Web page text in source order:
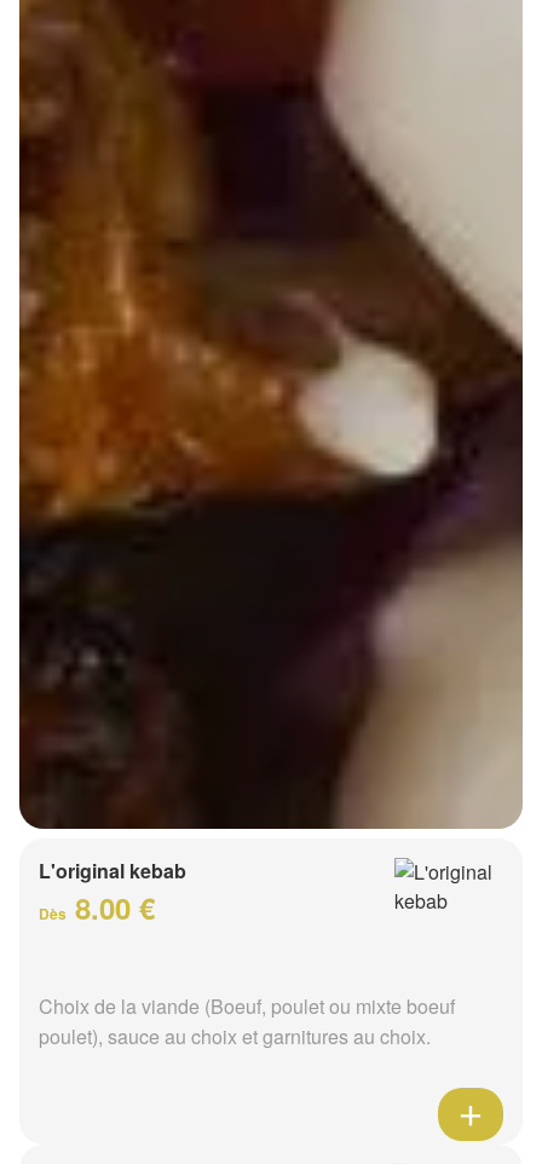
L'original kebab
Dès 8.00 €
Choix de la viande (Boeuf, poulet ou mixte boeuf
poulet), sauce au choix et garnitures au choix.